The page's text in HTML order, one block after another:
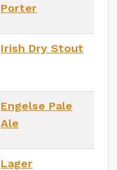
Porter
Irish Dry Stout
Engelse Pale
Ale
Lager